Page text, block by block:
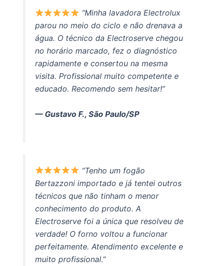
“Minha lavadora Electrolux
parou no meio do ciclo e não drenava a
água. O técnico da Electroserve chegou
no horário marcado, fez o diagnóstico
rapidamente e consertou na mesma
visita. Profissional muito competente e
educado. Recomendo sem hesitar!”
— Gustavo F., São Paulo/SP
“Tenho um fogão
Bertazzoni importado e já tentei outros
técnicos que não tinham o menor
conhecimento do produto. A
Electroserve foi a única que resolveu de
verdade! O forno voltou a funcionar
perfeitamente. Atendimento excelente e
muito profissional.”